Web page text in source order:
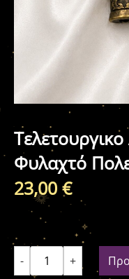
Φυλαχτό
23,00 €
- +